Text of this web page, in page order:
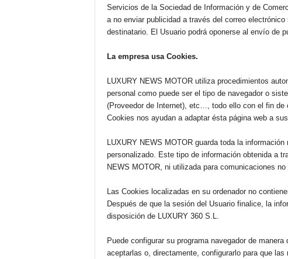
Servicios de la Sociedad de Información y de
a no enviar publicidad a través del correo
destinatario. El Usuario podrá oponerse al envío de
La empresa usa Cookies.
LUXURY NEWS MOTOR utiliza procedimientos
personal como puede ser el tipo de navegador o
(Proveedor de Internet), etc…, todo ello con el fin
Cookies nos ayudan a adaptar ésta página web a
LUXURY NEWS MOTOR guarda toda la
personalizado. Este tipo de información obtenida a
NEWS MOTOR, ni utilizada para comunicaciones
Las Cookies localizadas en su ordenador no
Después de que la sesión del Usuario finalice, la
disposición de LUXURY 360 S.L.
Puede configurar su programa navegador de
aceptarlas o, directamente, configurarlo para que